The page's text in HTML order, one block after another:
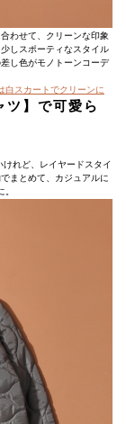
わせて、クリーンな印象
しスポーティなスタイル
し色がモノトーンコーデ
白スカートでクリーンに
ツ】で可愛ら
れど、レイヤードスタイ
まとめて、カジュアルに